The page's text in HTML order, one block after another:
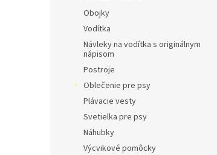
Obojky
Vodítka
Návleky na vodítka s originálnym
nápisom
Postroje
Oblečenie pre psy
Plávacie vesty
Svetielka pre psy
Náhubky
Výcvikové pomôcky